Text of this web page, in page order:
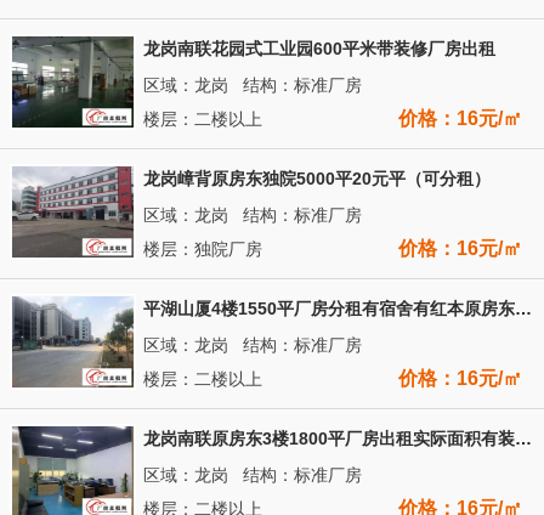
龙岗南联花园式工业园600平米带装修厂房出租
区域：龙岗 结构：标准厂房
楼层：二楼以上
价格：16元/㎡
龙岗嶂背原房东独院5000平20元平（可分租）
区域：龙岗 结构：标准厂房
楼层：独院厂房
价格：16元/㎡
平湖山厦4楼1550平厂房分租有宿舍有红本原房东直租
区域：龙岗 结构：标准厂房
楼层：二楼以上
价格：16元/㎡
龙岗南联原房东3楼1800平厂房出租实际面积有装修办公室
区域：龙岗 结构：标准厂房
楼层：二楼以上
价格：16元/㎡